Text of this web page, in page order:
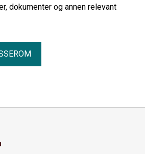
dokumenter og annen relevant